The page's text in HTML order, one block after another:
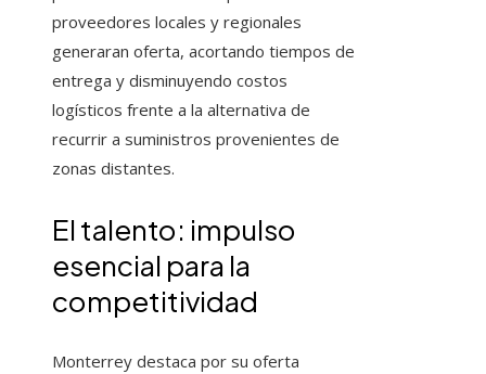
proveedores locales y regionales
generaran oferta, acortando tiempos de
entrega y disminuyendo costos
logísticos frente a la alternativa de
recurrir a suministros provenientes de
zonas distantes.
El talento: impulso
esencial para la
competitividad
Monterrey destaca por su oferta